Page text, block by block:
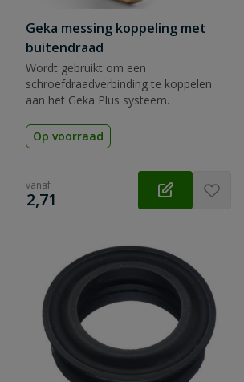
Geka messing koppeling met
buitendraad
Wordt gebruikt om een
schroefdraadverbinding te koppelen
aan het Geka Plus systeem.
Op voorraad
vanaf
€
2,71